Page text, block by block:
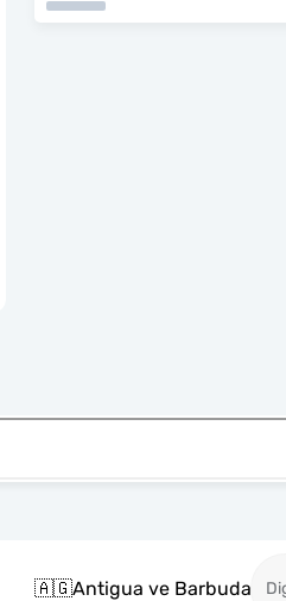
🇦🇬Antigua ve Barbuda